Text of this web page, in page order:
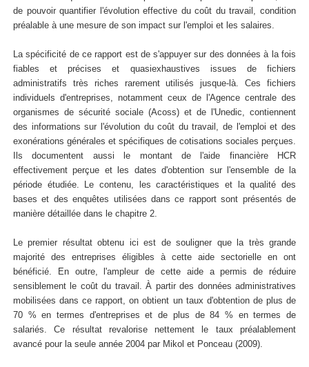
de pouvoir quantifier l'évolution effective du coût du travail, condition
préalable à une mesure de son impact sur l'emploi et les salaires.
La spécificité de ce rapport est de s'appuyer sur des données à la fois
fiables et précises et quasiexhaustives issues de fichiers
administratifs très riches rarement utilisés jusque-là. Ces fichiers
individuels d'entreprises, notamment ceux de l'Agence centrale des
organismes de sécurité sociale (Acoss) et de l'Unedic, contiennent
des informations sur l'évolution du coût du travail, de l'emploi et des
exonérations générales et spécifiques de cotisations sociales perçues.
Ils documentent aussi le montant de l'aide financière HCR
effectivement perçue et les dates d'obtention sur l'ensemble de la
période étudiée. Le contenu, les caractéristiques et la qualité des
bases et des enquêtes utilisées dans ce rapport sont présentés de
manière détaillée dans le chapitre 2.
Le premier résultat obtenu ici est de souligner que la très grande
majorité des entreprises éligibles à cette aide sectorielle en ont
bénéficié. En outre, l'ampleur de cette aide a permis de réduire
sensiblement le coût du travail. À partir des données administratives
mobilisées dans ce rapport, on obtient un taux d'obtention de plus de
70 % en termes d'entreprises et de plus de 84 % en termes de
salariés. Ce résultat revalorise nettement le taux préalablement
avancé pour la seule année 2004 par Mikol et Ponceau (2009).